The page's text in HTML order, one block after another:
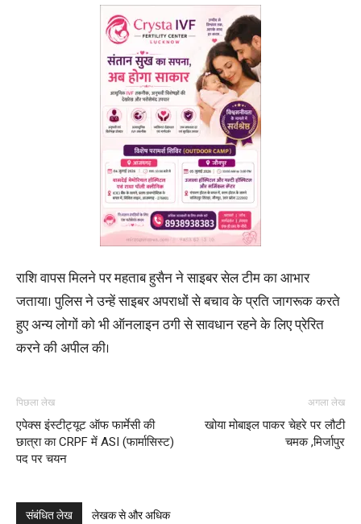
राशि वापस मिलने पर महताब हुसैन ने साइबर सेल टीम का आभार
जताया। पुलिस ने उन्हें साइबर अपराधों से बचाव के प्रति जागरूक करते
हुए अन्य लोगों को भी ऑनलाइन ठगी से सावधान रहने के लिए प्रेरित
करने की अपील की।
पिछला लेख
एपेक्स इंस्टीट्यूट ऑफ फार्मेसी की
छात्रा का CRPF में ASI (फार्मासिस्ट)
पद पर चयन
अगला लेख
खोया मोबाइल पाकर चेहरे पर लौटी
चमक ,मिर्जापुर
संबंधित लेख लेखक से और अधिक